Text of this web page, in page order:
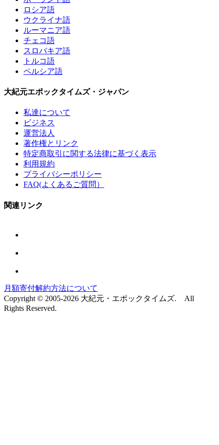
ロシア語
ウクライナ語
ルーマニア語
チェコ語
スロバキア語
トルコ語
ペルシア語
大紀元エポックタイムズ・ジャパン
私達について
ビジネス
運営法人
著作権とリンク
特定商取引に関する法律に基づく表示
利用規約
プライバシーポリシー
FAQ(よくあるご質問）
関連リンク
月額寄付解約方法について
Copyright © 2005-2026 大紀元・エポックタイムズ. All
Rights Reserved.